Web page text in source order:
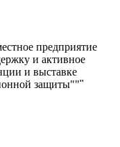
предприятие
и активное
и выставке
защиты"""